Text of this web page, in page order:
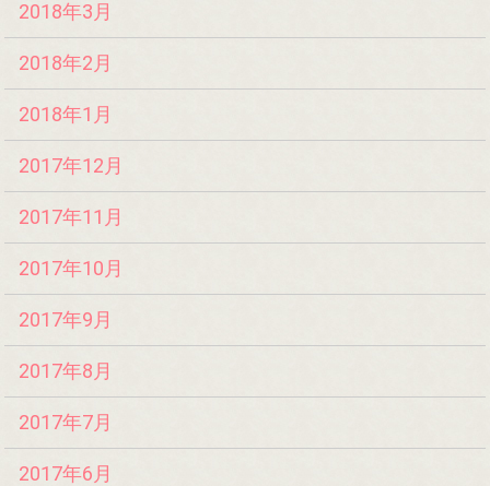
2018年3月
2018年2月
2018年1月
2017年12月
2017年11月
2017年10月
2017年9月
2017年8月
2017年7月
2017年6月